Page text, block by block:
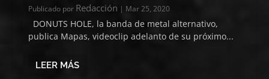
Publicado por Redacción | Mar 25, 2020
DONUTS HOLE, la banda de metal alternativo,
publica Mapas, videoclip adelanto de su próximo...
LEER MÁS